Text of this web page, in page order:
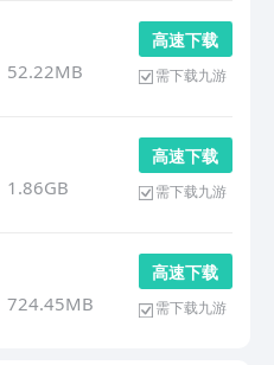
52.22MB
高 速 下 载
需下载九游
1.86GB
高 速 下 载
需下载九游
724.45MB
高 速 下 载
需下载九游